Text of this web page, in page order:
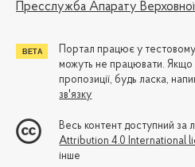
Пресслужба Апарату Верховної
Портал працює у
можуть не працювати. Якщо
пропозиції, будь ласка,
зв'язку
Весь контент доступний за
Attribution 4.0 International
інше